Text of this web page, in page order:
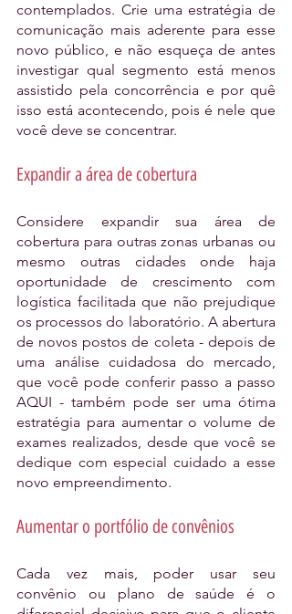
contemplados. Crie uma estratégia de
comunicação mais aderente para esse
novo público, e não esqueça de antes
investigar qual segmento está menos
assistido pela concorrência e por quê
isso está acontecendo, pois é nele que
você deve se concentrar.
Expandir a área de cobertura
Considere expandir sua área de
cobertura para outras zonas urbanas ou
mesmo outras cidades onde haja
oportunidade de crescimento com
logística facilitada que não prejudique
os processos do laboratório. A abertura
de novos postos de coleta - depois de
uma análise cuidadosa do mercado,
que você pode conferir passo a passo
AQUI - também pode ser uma ótima
estratégia para aumentar o volume de
exames realizados, desde que você se
dedique com especial cuidado a esse
novo empreendimento.
Aumentar o portfólio de convênios
Cada vez mais, poder usar seu
convênio ou plano de saúde é o